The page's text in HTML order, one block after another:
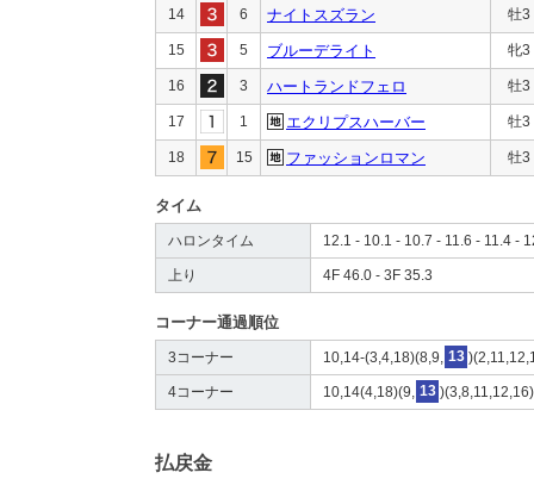
14 6 ナイトスズラン 牡3
15 5 ブルーデライト 牝3
16 3 ハートランドフェロ 牡3
17 1 エクリプスハーバー 牡3
18 15 ファッションロマン 牡3
タイム
ハロンタイム 12.1 - 10.1 - 10.7 - 11.6 - 11.4 -
上り 4F 46.0 - 3F 35.3
コーナー通過順位
3コーナー 10,14-(3,4,18)(8,9, 13
4コーナー 10,14(4,18)(9, 13
払戻金